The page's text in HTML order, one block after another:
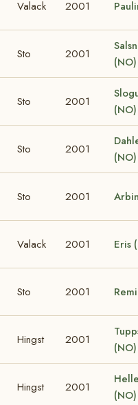
Valack 2001
Sto 2001
(NO)
Sto 2001
(NO)
Sto 2001
(NO)
Sto 2001
Valack 2001 Eris
Sto 2001
Hingst 2001
(NO)
Hingst 2001
(NO)